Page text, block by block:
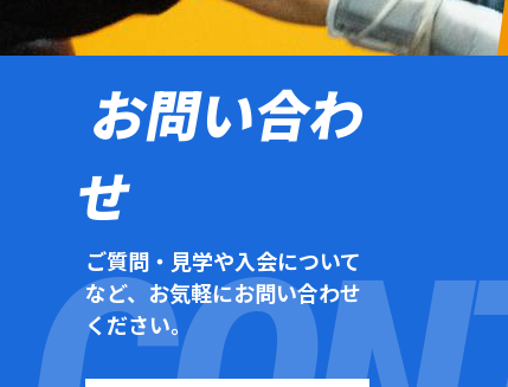
お問い合わ
せ
ご質問・見学や入会について
など、お気軽にお問い合わせ
ください。